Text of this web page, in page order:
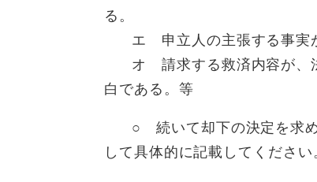
る。
エ 申立人の主張する事実が
オ 請求する救済内容が、法
白である。等
○ 続いて却下の決定を求め
して具体的に記載してください